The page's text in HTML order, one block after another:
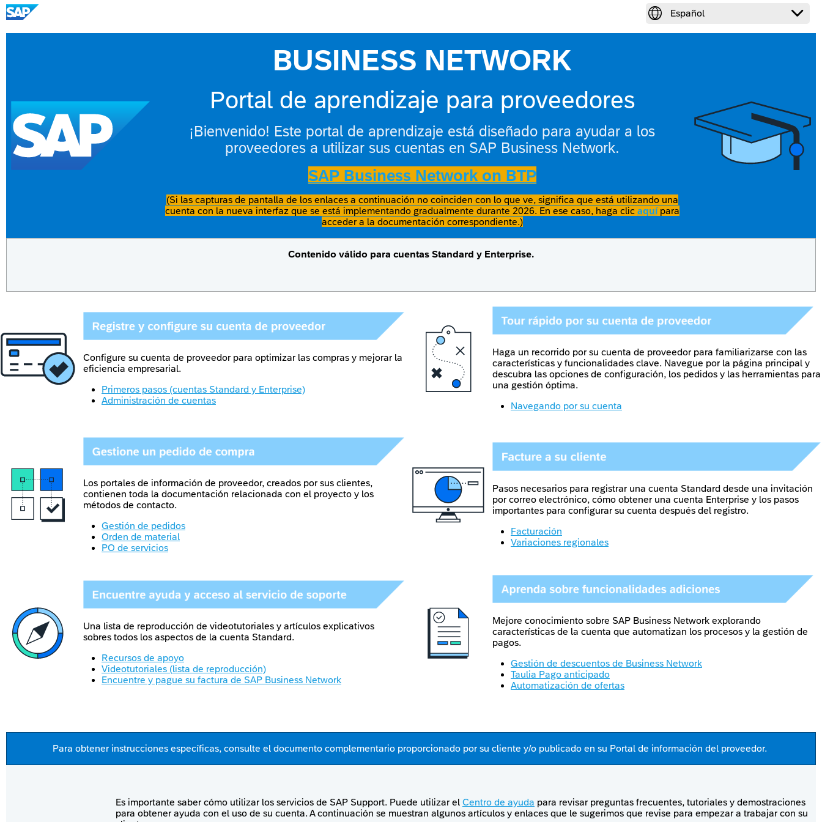
 Español 
BUSINESS NETWORK
Portal de aprendizaje para proveedores
¡Bienvenido! Este portal de aprendizaje está diseñado para ayudar a los
proveedores a utilizar sus cuentas en SAP Business Network.
SAP Business Network on BTP
(Si las capturas de pantalla de los enlaces a continuación no coinciden con lo que ve, significa que está utilizando una
cuenta con la nueva interfaz que se está implementando gradualmente durante 2026. En ese caso, haga clic aquípara
acceder a la documentación correspondiente.)
Contenido válido para cuentas Standard y Enterprise.
Configure su cuenta de proveedor para optimizar las compras y mejorar la
eficiencia empresarial.
Primeros pasos (cuentas Standard y Enterprise)
Administración de cuentas
Haga un recorrido por su cuenta de proveedor para familiarizarse con las
características y funcionalidades clave. Navegue por la página principal y
descubra las opciones de configuración, los pedidos y las herramientas para
una gestión óptima.
Navegando por su cuenta
Los portales de información de proveedor, creados por sus clientes,
contienen toda la documentación relacionada con el proyecto y los
métodos de contacto.
Gestión de pedidos
Orden de material
PO de servicios
Pasos necesarios para registrar una cuenta Standard desde una invitación
por correo electrónico, cómo obtener una cuenta Enterprise y los pasos
importantes para configurar su cuenta después del registro.
Facturación
Variaciones regionales
Una lista de reproducción de videotutoriales y artículos explicativos
sobres todos los aspectos de la cuenta Standard.
Recursos de apoyo
Videotutoriales (lista de reproducción)
Encuentre y pague su factura de SAP Business Network
Mejore conocimiento sobre SAP Business Network explorando
características de la cuenta que automatizan los procesos y la gestión de
pagos.
Gestión de descuentos de Business Network
Taulia Pago anticipado
Automatización de ofertas
Para obtener instrucciones específicas, consulte el documento complementario proporcionado por su cliente y/o publicado en su Portal de información del proveedor.
Es importante saber cómo utilizar los servicios de SAP Support. Puede utilizar el Centro de ayuda para revisar preguntas frecuentes, tutoriales y demostraciones
para obtener ayuda con el uso de su cuenta. A continuación se muestran algunos artículos y enlaces que le sugerimos que revise para empezar a trabajar con su